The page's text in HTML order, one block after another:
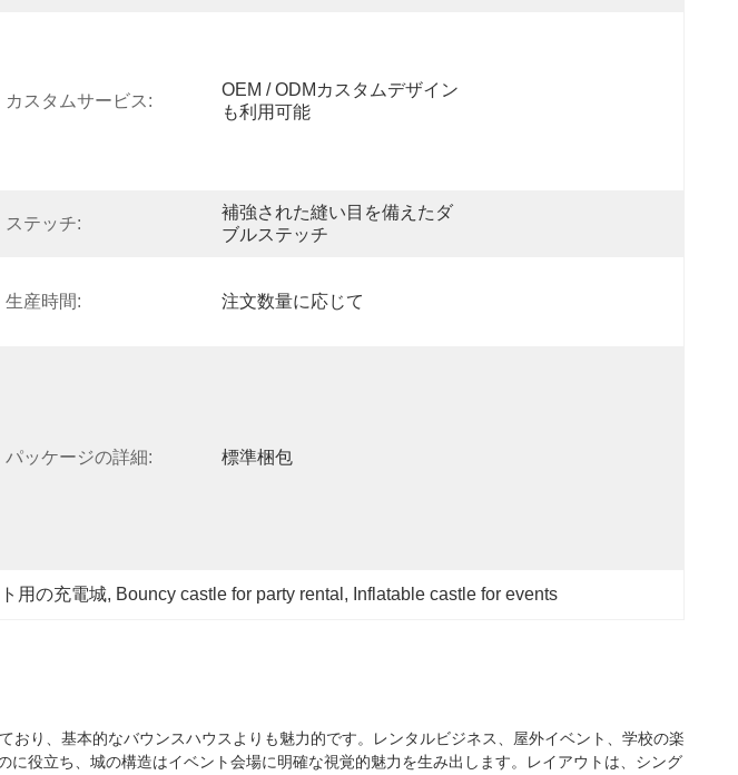
カスタムサービス:
OEM / ODMカスタムデザイン
も利用可能
ステッチ:
補強された縫い目を備えたダ
ブルステッチ
生産時間: 注文数量に応じて
パッケージの詳細: 標準梱包
用の充電城, Bouncy castle for party rental , Inflatable castle for events
り、基本的なバウンスハウスよりも魅力的です。レンタルビジネス、屋外イベント、学校の楽
役立ち、城の構造はイベント会場に明確な視覚的魅力を生み出します。レイアウトは、シング